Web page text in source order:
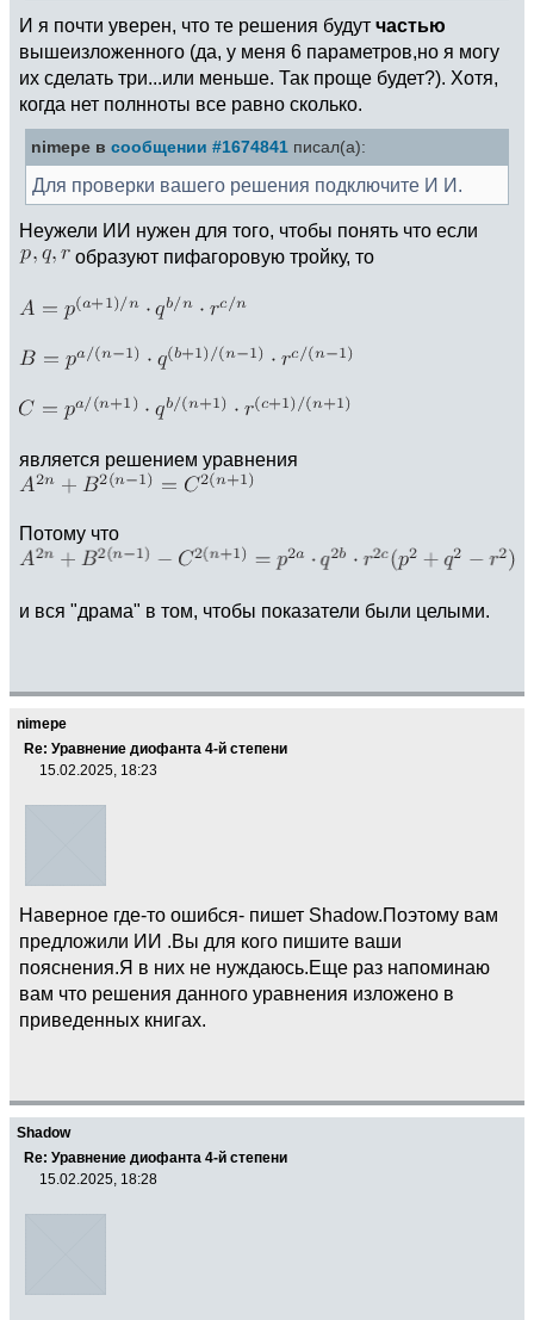
И я почти уверен, что те решения будут частью
вышеизложенного (да, у меня 6 параметров,но я могу
их сделать три...или меньше. Так проще будет?). Хотя,
когда нет полнноты все равно сколько.
nimepe в сообщении #1674841 писал(а):
Для проверки вашего решения подключите И И.
Неужели ИИ нужен для того, чтобы понять что если
образуют пифагоровую тройку, то
является решением уравнения
Потому что
и вся "драма" в том, чтобы показатели были целыми.
nimepe
Re: Уравнение диофанта 4-й степени
15.02.2025, 18:23
Наверное где-то ошибся- пишет Shadow.Поэтому вам
предложили ИИ .Вы для кого пишите ваши
пояснения.Я в них не нуждаюсь.Еще раз напоминаю
вам что решения данного уравнения изложено в
приведенных книгах.
Shadow
Re: Уравнение диофанта 4-й степени
15.02.2025, 18:28